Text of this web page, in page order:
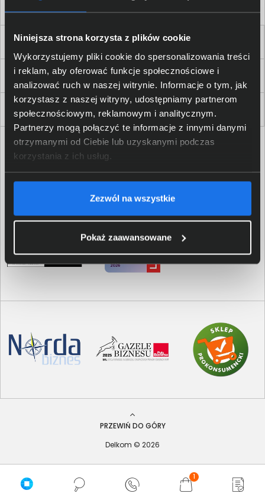
Niniejsza strona korzysta z plików cookie
Wykorzystujemy pliki cookie do spersonalizowania treści
i reklam, aby oferować funkcje społecznościowe i
analizować ruch w naszej witrynie. Informacje o tym, jak
korzystasz z naszej witryny, udostępniamy partnerom
społecznościowym, reklamowym i analitycznym.
Partnerzy mogą połączyć te informacje z innymi danymi
otrzymanymi od Ciebie lub uzyskanymi podczas
korzystania z ich usług.
Zezwól na wszystkie
Pokaż zaawansowane
1
Dla Firm i Instytucji
Zakupy
Delkom 2000
PRZEWIŃ DO GÓRY
Delkom © 2026